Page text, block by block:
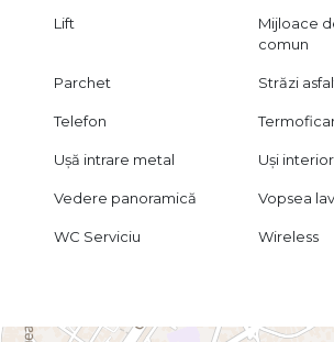
Lift
Mijloace
comun
Parchet Străzi
Telefon
Ușă intrare metal Uși
Vedere panoramică Vopsea
WC Serviciu Wireless